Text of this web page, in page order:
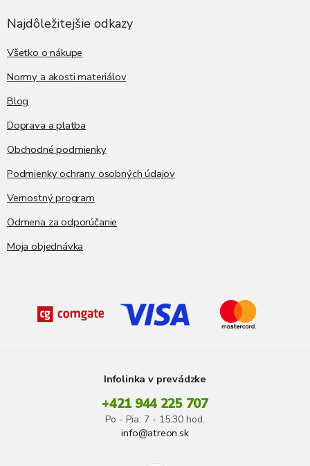
Najdôležitejšie odkazy
Všetko o nákupe
Normy a akosti materiálov
Blog
Doprava a platba
Obchodné podmienky
Podmienky ochrany osobných údajov
Vernostný program
Odmena za odporúčanie
Moja objednávka
Infolinka v prevádzke
+421 944 225 707
Po - Pia: 7 - 15:30 hod.
info@atreon.sk